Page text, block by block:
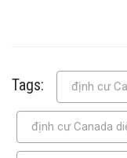
Tags: định cư
định cư Canada